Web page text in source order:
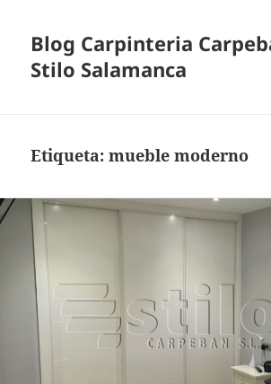
Blog Carpinteria
Stilo Salamanca
Etiqueta:mueble moderno